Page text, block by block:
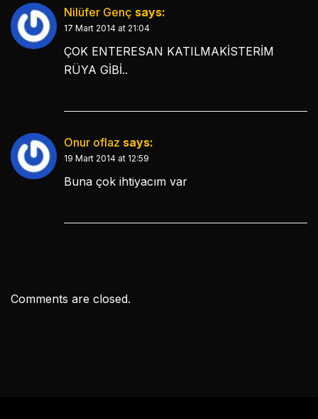
Nilüfer Genç says:
17 Mart 2014 at 21:04
ÇOK ENTERESAN KATILMAKİSTERİM
RÜYA GİBİ..
Onur oflaz says:
19 Mart 2014 at 12:59
Buna çok ihtiyacım var
Comments are closed.